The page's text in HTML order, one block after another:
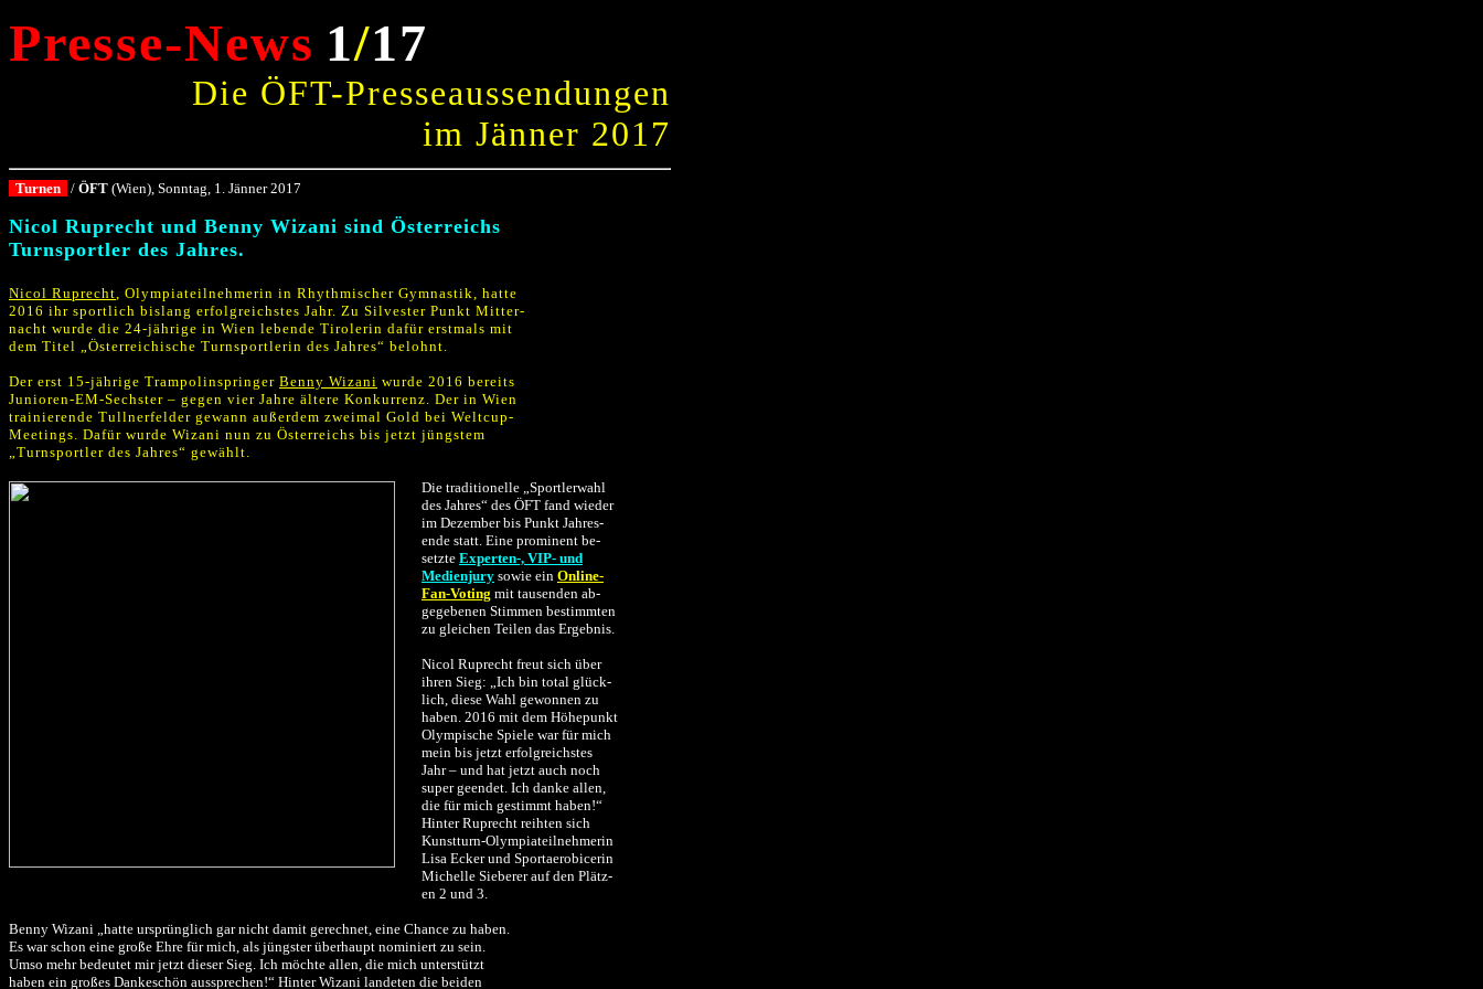
Presse-News 1/17
Die ÖFT-Presseaussendungen
im Jänner 2017
Turnen / ÖFT (Wien), Sonntag, 1. Jänner 2017
Nicol Ruprecht und Benny Wizani sind Österreichs
Turnsportler des Jahres.
Nicol Ruprecht, Olympiateilnehmerin in Rhythmischer Gymnastik, hatte
2016 ihr sportlich bislang erfolgreichstes Jahr. Zu Silvester Punkt Mitter-
nacht wurde die 24-jährige in Wien lebende Tirolerin dafür erstmals mit
dem Titel „Österreichische Turnsportlerin des Jahres“ belohnt.
Der erst 15-jährige Trampolinspringer Benny Wizani wurde 2016 bereits
Junioren-EM-Sechster – gegen vier Jahre ältere Konkurrenz. Der in Wien
trainierende Tullnerfelder gewann außerdem zweimal Gold bei Weltcup-
Meetings. Dafür wurde Wizani nun zu Österreichs bis jetzt jüngstem
„Turnsportler des Jahres“ gewählt.
Die traditionelle „Sportlerwahl
des Jahres“ des ÖFT fand wieder
im Dezember bis Punkt Jahres-
ende statt. Eine prominent be-
setzte Experten-, VIP- und
Medienjury sowie ein Online-
Fan-Voting mit tausenden ab-
gegebenen Stimmen bestimmten
zu gleichen Teilen das Ergebnis.
Nicol Ruprecht freut sich über
ihren Sieg: „Ich bin total glück-
lich, diese Wahl gewonnen zu
haben. 2016 mit dem Höhepunkt
Olympische Spiele war für mich
mein bis jetzt erfolgreichstes
Jahr – und hat jetzt auch noch
super geendet. Ich danke allen,
die für mich gestimmt haben!“
Hinter Ruprecht reihten sich
Kunstturn-Olympiateilnehmerin
Lisa Ecker und Sportaerobicerin
Michelle Sieberer auf den Plätz-
en 2 und 3.
Benny Wizani „hatte ursprünglich gar nicht damit gerechnet, eine Chance zu haben.
Es war schon eine große Ehre für mich, als jüngster überhaupt nominiert zu sein.
Umso mehr bedeutet mir jetzt dieser Sieg. Ich möchte allen, die mich unterstützt
haben ein großes Dankeschön aussprechen!“ Hinter Wizani landeten die beiden